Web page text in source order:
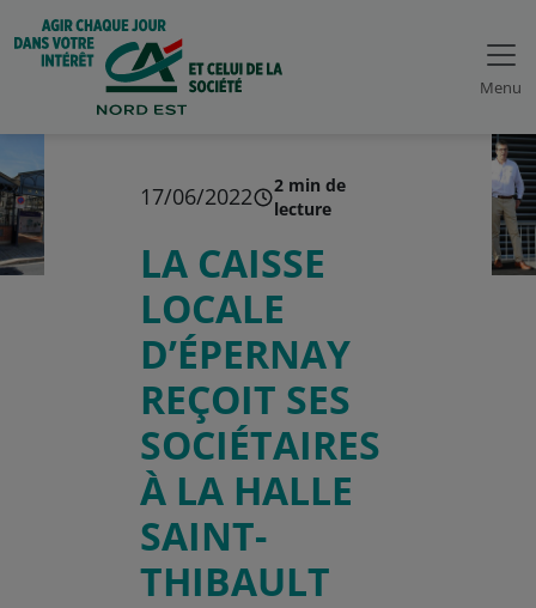
Menu
17/06/2022
2 min de
lecture
LA CAISSE
LOCALE
D’ÉPERNAY
REÇOIT SES
SOCIÉTAIRES
À LA HALLE
SAINT-
THIBAULT